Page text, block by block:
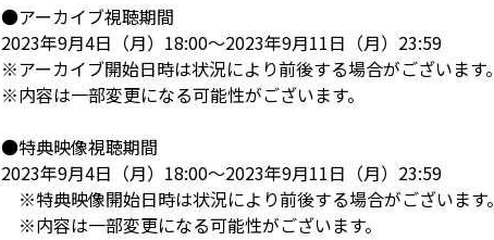
●アーカイブ視聴期間
2023年9月4日（月）18:00～2023年9月11日（月）23:59
※アーカイブ開始日時は状況により前後する場合がございます。
※内容は一部変更になる可能性がございます。
●特典映像視聴期間
2023年9月4日（月）18:00～2023年9月11日（月）23:59
※特典映像開始日時は状況により前後する場合がございます。
※内容は一部変更になる可能性がございます。